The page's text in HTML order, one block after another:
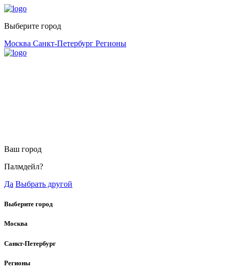
Выберите город
Москва Санкт-Петербург Регионы
Ваш город
Палмдейл?
Да Выбрать другой
Выберите город
Москва
Санкт-Петербург
Регионы